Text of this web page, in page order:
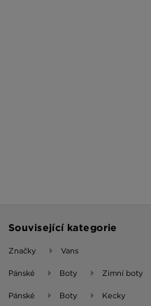
Související kategorie
Značky Vans
Pánské Boty Zimní boty
Pánské Boty Kecky